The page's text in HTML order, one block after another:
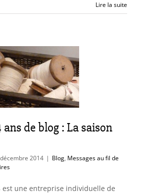
Lire la suite
de blog : La saison
2014 | Blog, Messages au fil de
est une entreprise individuelle de